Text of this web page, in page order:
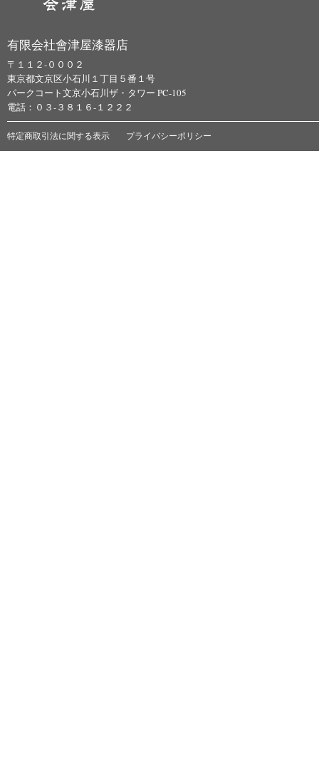
有限会社會津屋漆器店
〒１１２-０００２
東京都文京区小石川１丁目５番１号
パークコート文京小石川ザ・タワー PC-105
電話：０３-３８１６-１２２２
特定商取引法に関する表示 プライバシーポリシー